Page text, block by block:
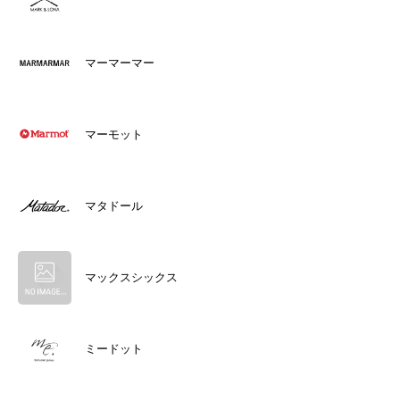
マーマーマー
マーモット
マタドール
マックスシックス
ミードット